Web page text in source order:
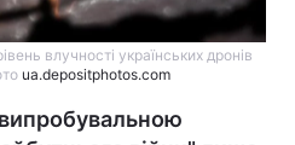
влучності українських дронів
ua.depositphotos.com